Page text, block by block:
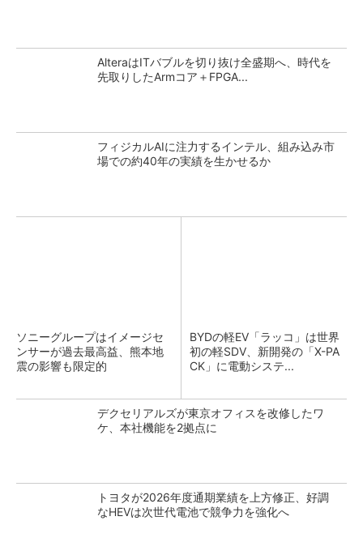
AlteraはITバブルを切り抜け全盛期へ、時代を
先取りしたArmコア＋FPGA...
フィジカルAIに注力するインテル、組み込み市
場での約40年の実績を生かせるか
ソニーグループはイメージセ
ンサーが過去最高益、熊本地
震の影響も限定的
BYDの軽EV「ラッコ」は世界
初の軽SDV、新開発の「X-PA
CK」に電動システ...
デクセリアルズが東京オフィスを改修したワ
ケ、本社機能を2拠点に
トヨタが2026年度通期業績を上方修正、好調
なHEVは次世代電池で競争力を強化へ